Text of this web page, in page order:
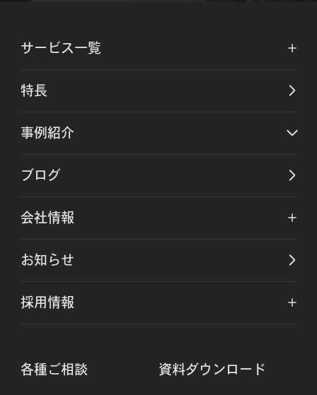
サービス一覧
特長
事例紹介
ブログ
会社情報
お知らせ
採用情報
各種ご相談 資料ダウンロード